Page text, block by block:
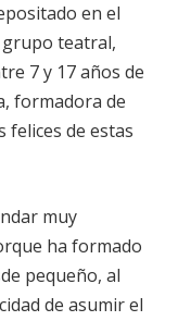
en el
teatral,
7 y 17 años de
formadora de
felices de estas
muy
ha formado
pequeño, al
de asumir el